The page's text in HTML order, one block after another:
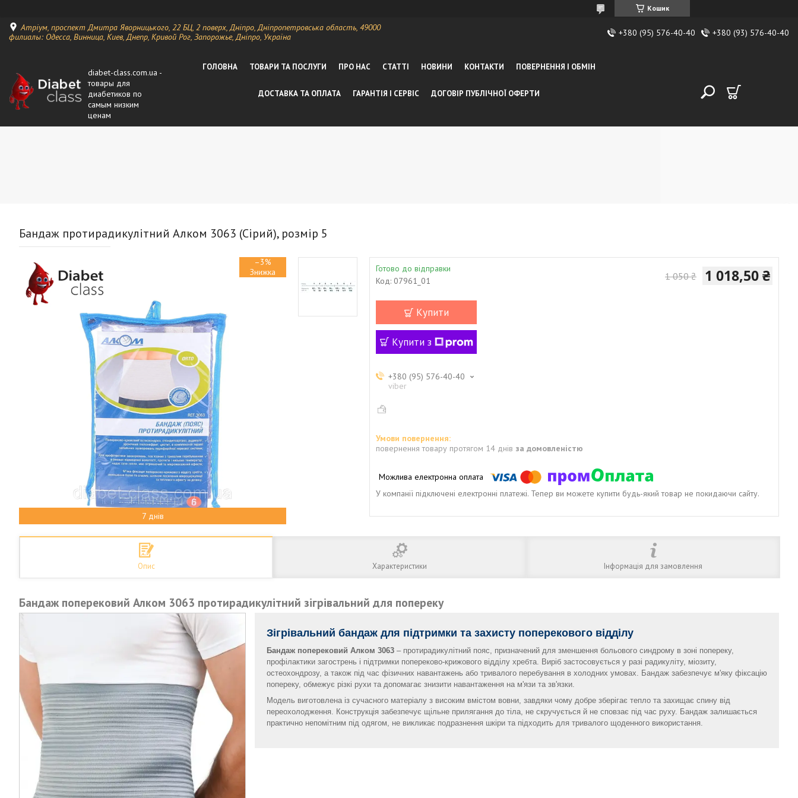
Кошик
Атріум, проспект Дмитра Яворницького, 22 БЦ, 2 поверх, Дніпро, Дніпропетровська область, 49000
филиалы: Одесса, Винница, Киев, Днепр, Кривой Рог, Запорожье, Дніпро, Україна
+380 (95) 576-40-40 +380 (93) 576-40-40
diabet-class.com.ua -
товары для
диабетиков по
самым низким
ценам
ГОЛОВНА ТОВАРИ ТА ПОСЛУГИ ПРО НАС СТАТТІ НОВИНИ КОНТАКТИ ПОВЕРНЕННЯ І ОБМІН
ДОСТАВКА ТА ОПЛАТА ГАРАНТІЯ І СЕРВІС ДОГОВІР ПУБЛІЧНОЇ ОФЕРТИ
Бандаж протирадикулітний Алком 3063 (Сірий), розмір 5
–3%
7 днів
Готово до відправки
Код: 07961_01 1 050 ₴ 1 018,50 ₴
Купити
Купити з
+380 (95) 576-40-40
viber
повернення товару протягом 14 днів за домовленістю
У компанії підключені електронні платежі. Тепер ви можете купити будь-який товар не покидаючи сайту.
Опис Характеристики Інформація для замовлення
Бандаж поперековий Алком 3063 протирадикулітний зігрівальний для попереку
Зігрівальний бандаж для підтримки та захисту поперекового відділу
Бандаж поперековий Алком 3063 – протирадикулітний пояс, призначений для зменшення больового синдрому в зоні попереку,
профілактики загострень і підтримки попереково-крижового відділу хребта. Виріб застосовується у разі радикуліту, міозиту,
остеохондрозу, а також під час фізичних навантажень або тривалого перебування в холодних умовах. Бандаж забезпечує м'яку фіксацію
попереку, обмежує різкі рухи та допомагає знизити навантаження на м'язи та зв'язки.
Модель виготовлена із сучасного матеріалу з високим вмістом вовни, завдяки чому добре зберігає тепло та захищає спину від
переохолодження. Конструкція забезпечує щільне прилягання до тіла, не скручується й не сповзає під час руху. Бандаж залишається
практично непомітним під одягом, не викликає подразнення шкіри та підходить для тривалого щоденного використання.